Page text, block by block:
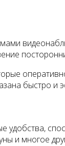
быстро и
удобства,
и многое